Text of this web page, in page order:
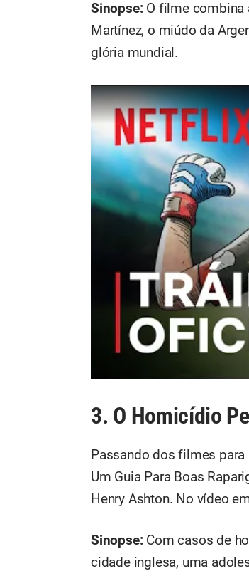
Sinopse: O filme combina
Martínez, o miúdo da
glória mundial.
3. O Homicídio
Passando dos filmes
Um Guia Para Boas
Henry Ashton. No vídeo
Sinopse: Com casos de
cidade inglesa, uma